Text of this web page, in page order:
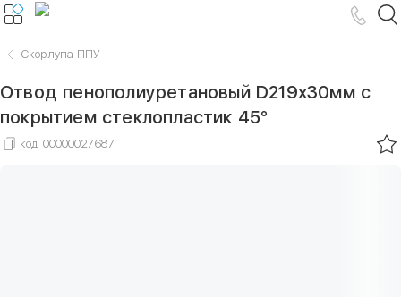
Скорлупа ППУ
Отвод пенополиуретановый D219х30мм с
покрытием стеклопластик 45°
код 00000027687